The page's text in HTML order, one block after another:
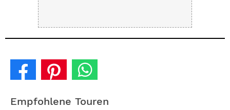
Empfohlene Touren